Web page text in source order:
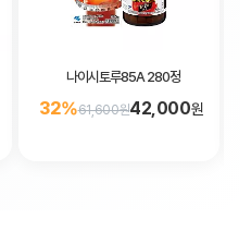
나이시토루85A 280정
32%61,600원42,000원